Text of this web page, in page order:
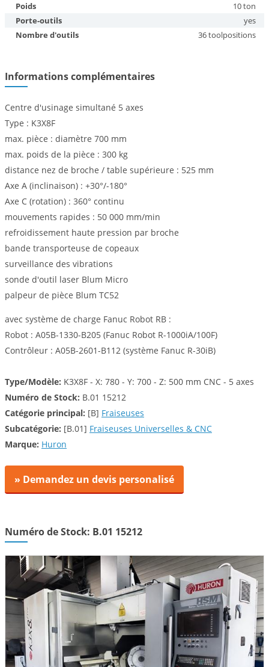
Poids
10 ton
Porte-outils
yes
Nombre d'outils
36 toolpositions
Informations complémentaires
Centre d'usinage simultané 5 axes
Type : K3X8F
max. pièce : diamètre 700 mm
max. poids de la pièce : 300 kg
distance nez de broche / table supérieure : 525 mm
Axe A (inclinaison) : +30°/-180°
Axe C (rotation) : 360° continu
mouvements rapides : 50 000 mm/min
refroidissement haute pression par broche
bande transporteuse de copeaux
surveillance des vibrations
sonde d'outil laser Blum Micro
palpeur de pièce Blum TC52
avec système de charge Fanuc Robot RB :
Robot : A05B-1330-B205 (Fanuc Robot R-1000iA/100F)
Contrôleur : A05B-2601-B112 (système Fanuc R-30iB)
Type/Modèle: K3X8F - X: 780 - Y: 700 - Z: 500 mm CNC - 5 axes
Numéro de Stock: B.01 15212
Catégorie principal: [B] Fraiseuses
Subcatégorie: [B.01] Fraiseuses Universelles & CNC
Marque: Huron
» Demandez un devis personalisé
Numéro de Stock: B.01 15212